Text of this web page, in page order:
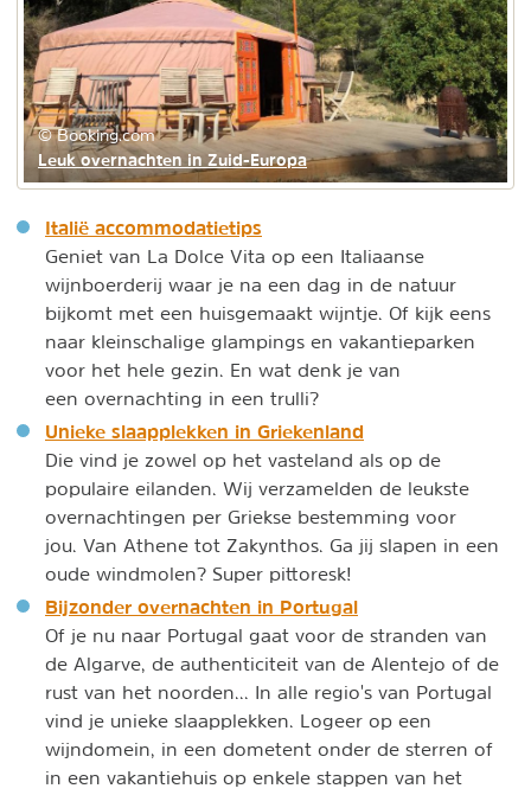
© Booking.com
Leuk overnachten in Zuid-Europa
Italië accommodatietips
Geniet van La Dolce Vita op een Italiaanse
wijnboerderij waar je na een dag in de natuur
bijkomt met een huisgemaakt wijntje. Of kijk eens
naar kleinschalige glampings en vakantieparken
voor het hele gezin. En wat denk je van
een overnachting in een trulli?
Unieke slaapplekken in Griekenland
Die vind je zowel op het vasteland als op de
populaire eilanden. Wij verzamelden de leukste
overnachtingen per Griekse bestemming voor
jou. Van Athene tot Zakynthos. Ga jij slapen in een
oude windmolen? Super pittoresk!
Bijzonder overnachten in Portugal
Of je nu naar Portugal gaat voor de stranden van
de Algarve, de authenticiteit van de Alentejo of de
rust van het noorden... In alle regio's van Portugal
vind je unieke slaapplekken. Logeer op een
wijndomein, in een dometent onder de sterren of
in een vakantiehuis op enkele stappen van het